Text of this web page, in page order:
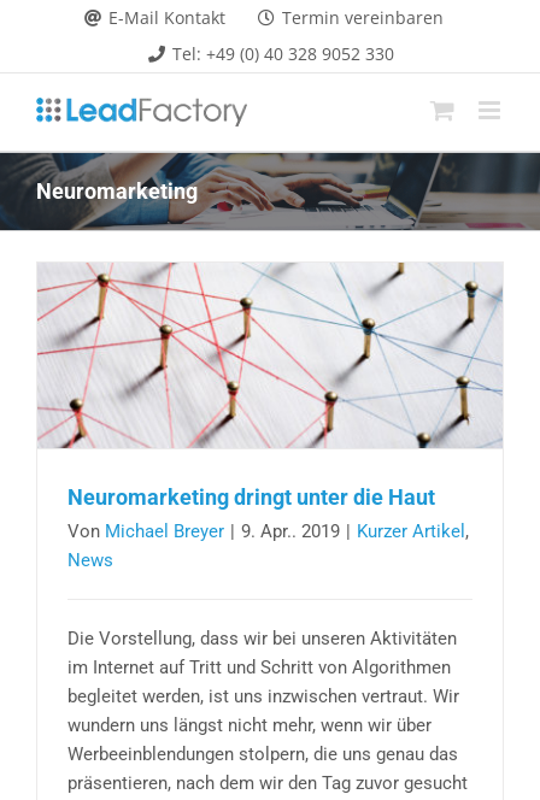
springen
E-Mail Kontakt
Termin vereinbaren
Tel: +49 (0) 40 328 9052 330
Neuromarketing
Neuromarketing dringt unter die Haut
Von Michael Breyer 9. Apr.. 2019 Kurzer Artikel ,
News
Die Vorstellung, dass wir bei unseren Aktivitäten
im Internet auf Tritt und Schritt von Algorithmen
begleitet werden, ist uns inzwischen vertraut. Wir
wundern uns längst nicht mehr, wenn wir über
Werbeeinblendungen stolpern, die uns genau das
präsentieren, nach dem wir den Tag zuvor gesucht